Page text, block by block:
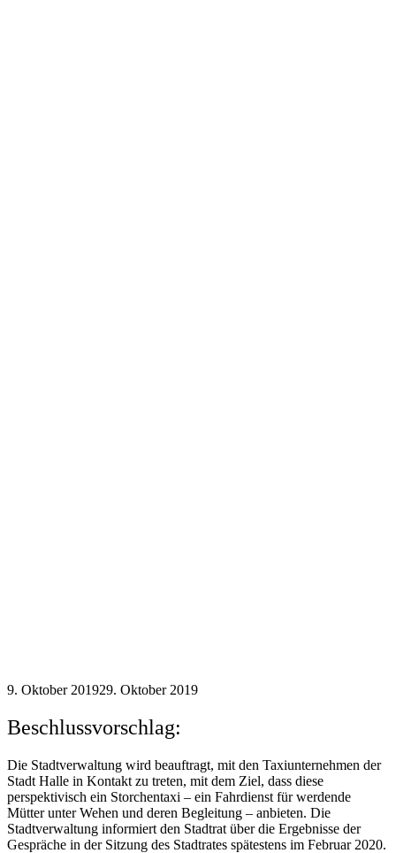
9. Oktober 201929. Oktober 2019
Beschlussvorschlag:
Die Stadtverwaltung wird beauftragt, mit den Taxiunternehmen der
Stadt Halle in Kontakt zu treten, mit dem Ziel, dass diese
perspektivisch ein Storchentaxi – ein Fahrdienst für werdende
Mütter unter Wehen und deren Begleitung – anbieten. Die
Stadtverwaltung informiert den Stadtrat über die Ergebnisse der
Gespräche in der Sitzung des Stadtrates spätestens im Februar 2020.